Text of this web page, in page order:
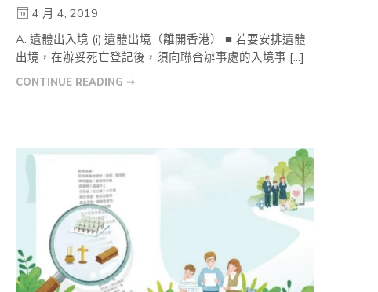
4 月 4, 2019
A. 遺體出入境 (i) 遺體出境（離開香港） ■ 若要安排遺體
出境，在辦妥死亡登記後，須向聯合辦事處的入境事 […]
CONTINUE READING ➞